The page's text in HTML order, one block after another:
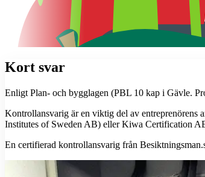
Kort svar
Enligt Plan- och bygglagen (PBL 10 kap i Gävle.
Kontrollansvarig är en viktig del av entreprenörens
Institutes of Sweden AB) eller Kiwa Certification
En certifierad kontrollansvarig från